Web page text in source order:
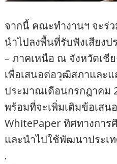
จากนี้ คณะทำงานฯ จะร่
นำไปลงพื้นที่รับฟังเสียง
– ภาคเหนือ ณ จังหวัดเชี
เพื่อเสนอต่อวุฒิสภาและ
ประมาณเดือนกรกฎาคม
พร้อมที่จะเพิ่มเติมข้อเสน
WhitePaper ทิศทางการ
และนำไปใช้พัฒนาประเ
.